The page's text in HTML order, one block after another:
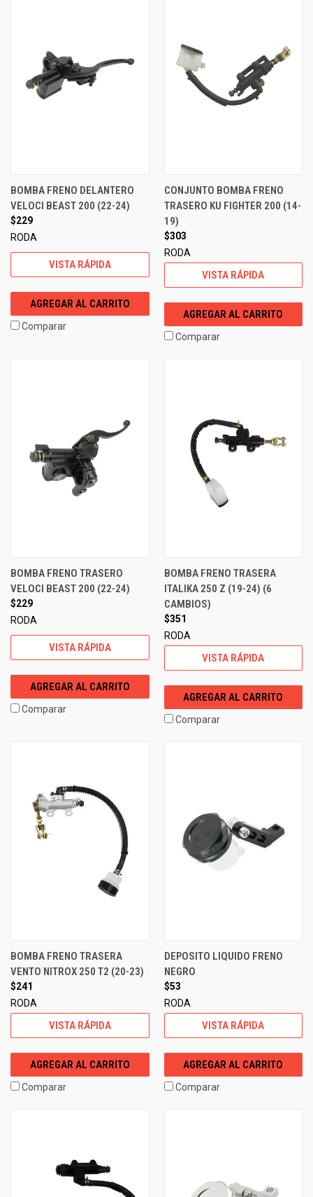
BOMBA FRENO DELANTERO
VELOCI BEAST 200 (22-24)
$229
RODA
VISTA RÁPIDA
AGREGAR AL CARRITO
Comparar
CONJUNTO BOMBA FRENO
TRASERO KU FIGHTER 200 (14-
19)
$303
RODA
VISTA RÁPIDA
AGREGAR AL CARRITO
Comparar
BOMBA FRENO TRASERO
VELOCI BEAST 200 (22-24)
$229
RODA
VISTA RÁPIDA
AGREGAR AL CARRITO
Comparar
BOMBA FRENO TRASERA
ITALIKA 250 Z (19-24) (6
CAMBIOS)
$351
RODA
VISTA RÁPIDA
AGREGAR AL CARRITO
Comparar
BOMBA FRENO TRASERA
VENTO NITROX 250 T2 (20-23)
$241
RODA
VISTA RÁPIDA
AGREGAR AL CARRITO
Comparar
DEPOSITO LIQUIDO FRENO
NEGRO
$53
RODA
VISTA RÁPIDA
AGREGAR AL CARRITO
Comparar